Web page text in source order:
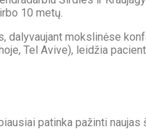
10 metų.
dalyvaujant mokslinėse
Tel Avive), leidžia
patinka pažinti